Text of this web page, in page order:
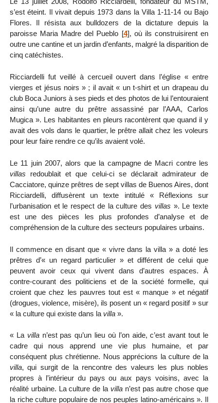
s’est éteint. Il vivait depuis 1973 dans la Villa 1-11-14 ou Bajo
Flores. Il résista aux bulldozers de la dictature depuis la
paroisse Maria Madre del Pueblo [4], où ils construisirent en
outre une cantine et un jardin d’enfants, malgré la disparition de
cinq catéchistes.
Ricciardelli fut veillé à cercueil ouvert dans l’église « entre
vierges et jésus noirs » ; il avait « un t-shirt et un drapeau du
club Boca Juniors à ses pieds et des photos de lui l’entouraient
ainsi qu’une autre du prêtre assassiné par l’AAA, Carlos
Mugica ». Les habitantes en pleurs racontèrent que quand il y
avait des vols dans le quartier, le prêtre allait chez les voleurs
pour leur faire rendre ce qu’ils avaient volé.
Le 11 juin 2007, alors que la campagne de Macri contre les
villas redoublait et que celui-ci se déclarait admirateur de
Cacciatore, quinze prêtres de sept villas de Buenos Aires, dont
Ricciardelli, diffusèrent un texte intitulé « Réflexions sur
l’urbanisation et le respect de la culture des villas ». Le texte
est une des pièces les plus profondes d’analyse et de
compréhension de la culture des secteurs populaires urbains.
Il commence en disant que « vivre dans la villa » a doté les
prêtres d’« un regard particulier » et différent de celui que
peuvent avoir ceux qui vivent dans d’autres espaces. À
contre-courant des politiciens et de la société formelle, qui
croient que chez les pauvres tout est « manque » et négatif
(drogues, violence, misère), ils posent un « regard positif » sur
« la culture qui existe dans la villa ».
« La villan’est pas qu’un lieu où l’on aide, c’est avant tout le
cadre qui nous apprend une vie plus humaine, et par
conséquent plus chrétienne. Nous apprécions la culture de la
villa, qui surgit de la rencontre des valeurs les plus nobles
propres à l’intérieur du pays ou aux pays voisins, avec la
réalité urbaine. La culture de la villan’est pas autre chose que
la riche culture populaire de nos peuples latino-américains ». Il